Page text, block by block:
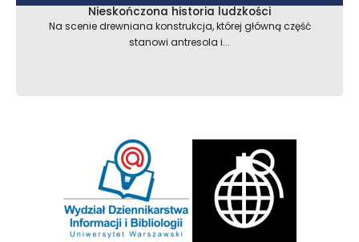
Nieskończona historia ludzkości
Na scenie drewniana konstrukcja, której główną część
stanowi antresola i...